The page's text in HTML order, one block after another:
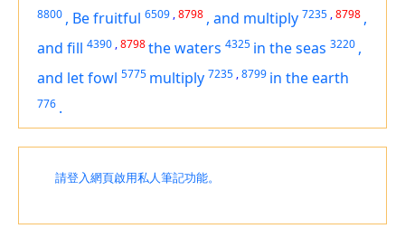
8800 , Be fruitful 6509 ,8798 , and multiply 7235 ,8798 ,
and fill 4390 ,8798the waters 4325 in the seas 3220 ,
and let fowl 5775 multiply 7235 ,8799 in the earth
776 .
請登入網頁啟用私人筆記功能。